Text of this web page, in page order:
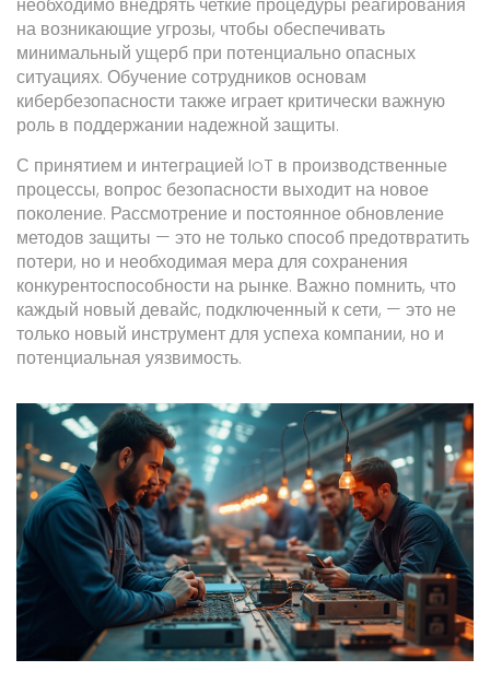
необходимо внедрять четкие процедуры реагирования
на возникающие угрозы, чтобы обеспечивать
минимальный ущерб при потенциально опасных
ситуациях. Обучение сотрудников основам
кибербезопасности также играет критически важную
роль в поддержании надежной защиты.
С принятием и интеграцией IoT в производственные
процессы, вопрос безопасности выходит на новое
поколение. Рассмотрение и постоянное обновление
методов защиты — это не только способ предотвратить
потери, но и необходимая мера для сохранения
конкурентоспособности на рынке. Важно помнить, что
каждый новый девайс, подключенный к сети, — это не
только новый инструмент для успеха компании, но и
потенциальная уязвимость.